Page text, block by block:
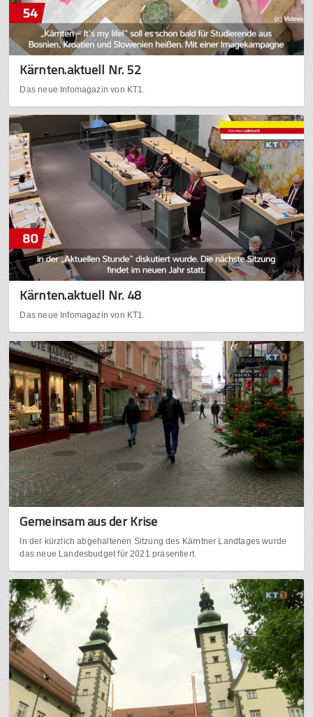
Kärnten.aktuell Nr. 52
Das neue Infomagazin von KT1.
Kärnten.aktuell Nr. 48
Das neue Infomagazin von KT1.
Gemeinsam aus der Krise
In der kürzlich abgehaltenen Sitzung des Kärntner Landtages wurde
das neue Landesbudget für 2021 präsentiert.